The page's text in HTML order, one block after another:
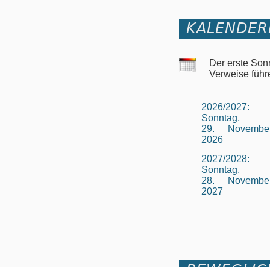
Der erste
Verweise
2026/2027:
Sonntag,
29.
2026
2027/2028:
Sonntag,
28.
2027